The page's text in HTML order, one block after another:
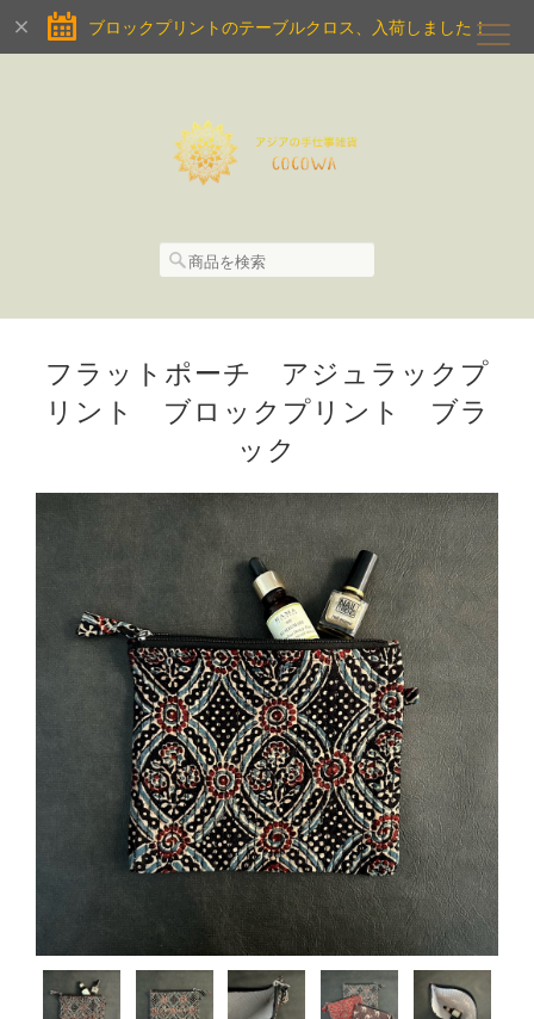
ブロックプリントのテーブルクロス、入荷しました！
フラットポーチ アジュラックプ
リント ブロックプリント ブラ
ック